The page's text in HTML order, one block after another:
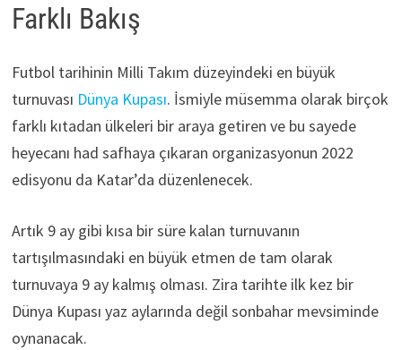
Farklı Bakış
Futbol tarihinin Milli Takım düzeyindeki en büyük
turnuvası Dünya Kupası. İsmiyle müsemma olarak birçok
farklı kıtadan ülkeleri bir araya getiren ve bu sayede
heyecanı had safhaya çıkaran organizasyonun 2022
edisyonu da Katar’da düzenlenecek.
Artık 9 ay gibi kısa bir süre kalan turnuvanın
tartışılmasındaki en büyük etmen de tam olarak
turnuvaya 9 ay kalmış olması. Zira tarihte ilk kez bir
Dünya Kupası yaz aylarında değil sonbahar mevsiminde
oynanacak.